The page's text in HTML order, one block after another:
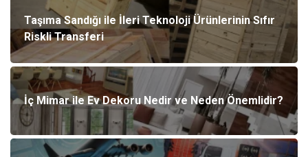
Taşıma Sandığı ile İleri Teknoloji Ürünlerinin Sıfır
Riskli Transferi
İç Mimar ile Ev Dekoru Nedir ve Neden Önemlidir?